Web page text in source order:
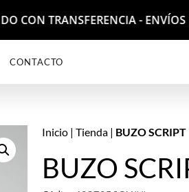
- ENVÍOS
CONTACTO
Inicio | Tienda | BUZO SCRIPT
BUZO